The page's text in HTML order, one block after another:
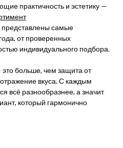
практичность и эстетику —
представлены самые
от проверенных
индивидуального подбора.
больше, чем защита от
вкуса. С каждым
всё разнообразнее, а значит
который гармонично